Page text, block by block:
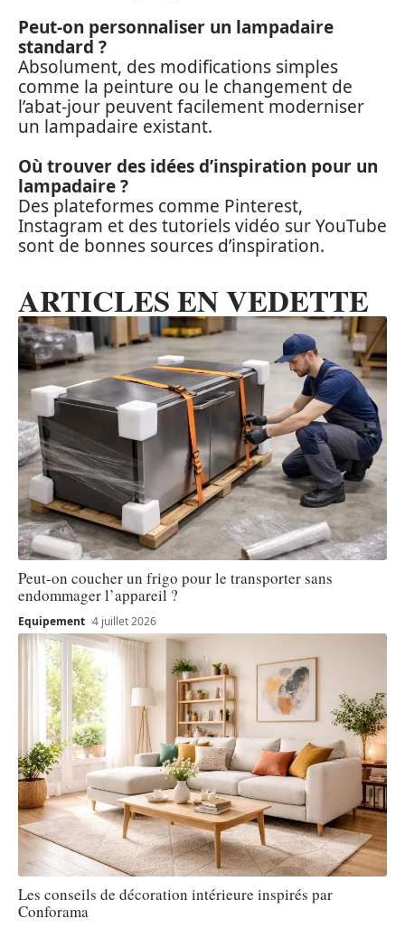
Peut-on personnaliser un lampadaire
standard ?
Absolument, des modifications simples
comme la peinture ou le changement de
l’abat-jour peuvent facilement moderniser
un lampadaire existant.
Où trouver des idées d’inspiration pour un
lampadaire ?
Des plateformes comme Pinterest,
Instagram et des tutoriels vidéo sur YouTube
sont de bonnes sources d’inspiration.
ARTICLES EN VEDETTE
Peut-on coucher un frigo pour le transporter sans
endommager l’appareil ?
Equipement 4 juillet 2026
Les conseils de décoration intérieure inspirés par
Conforama